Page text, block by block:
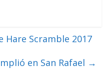
Hare Scramble 2017
en San Rafael →